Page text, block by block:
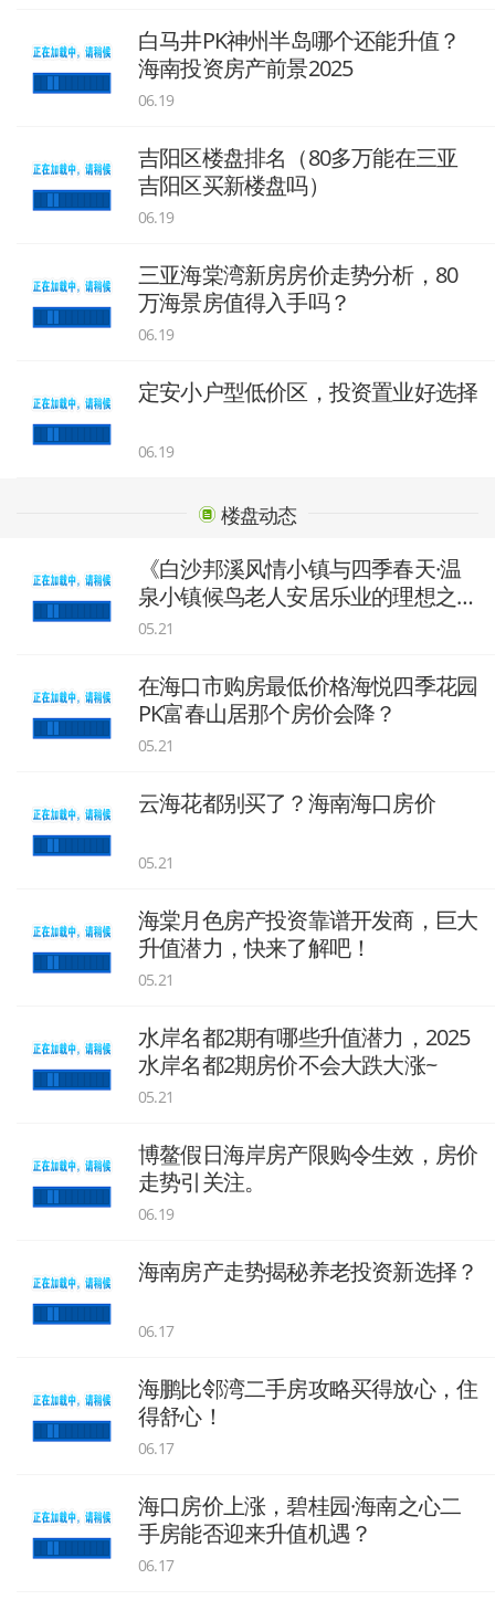
白马井PK神州半岛哪个还能升值？
海南投资房产前景2025
06.19
吉阳区楼盘排名（80多万能在三亚
吉阳区买新楼盘吗）
06.19
三亚海棠湾新房房价走势分析，80
万海景房值得入手吗？
06.19
定安小户型低价区，投资置业好选择
06.19
楼盘动态
《白沙邦溪风情小镇与四季春天·温
泉小镇候鸟老人安居乐业的理想之
选》
05.21
在海口市购房最低价格海悦四季花园
PK富春山居那个房价会降？
05.21
云海花都别买了？海南海口房价
05.21
海棠月色房产投资靠谱开发商，巨大
升值潜力，快来了解吧！
05.21
水岸名都2期有哪些升值潜力，2025
水岸名都2期房价不会大跌大涨~
05.21
博鳌假日海岸房产限购令生效，房价
走势引关注。
06.19
海南房产走势揭秘养老投资新选择？
06.17
海鹏比邻湾二手房攻略买得放心，住
得舒心！
06.17
海口房价上涨，碧桂园·海南之心二
手房能否迎来升值机遇？
06.17